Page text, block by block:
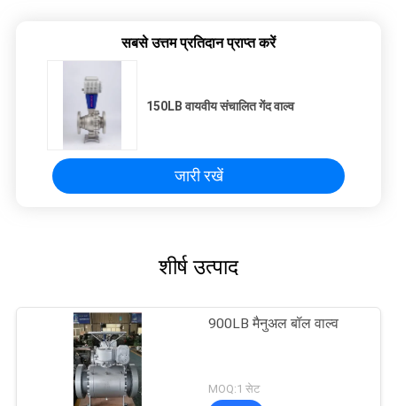
सबसे उत्तम प्रतिदान प्राप्त करें
150LB वायवीय संचालित गेंद वाल्व
जारी रखें
शीर्ष उत्पाद
900LB मैनुअल बॉल वाल्व
MOQ:1 सेट